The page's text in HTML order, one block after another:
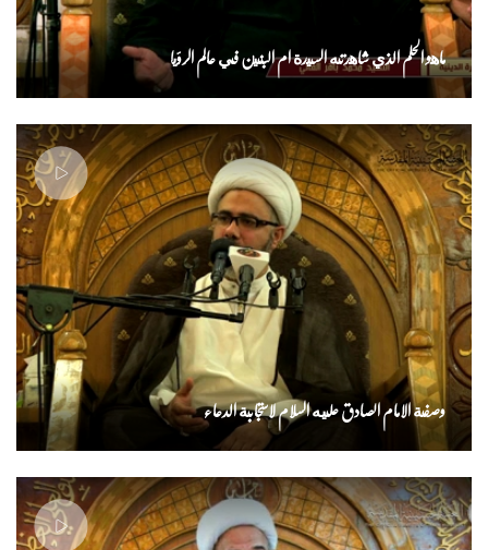
ماهو الحلم الذي شاهدته السيدة ام البنين في عالم الرؤيا
وصفة الامام الصادق عليه السلام لاستجابة الدعاء